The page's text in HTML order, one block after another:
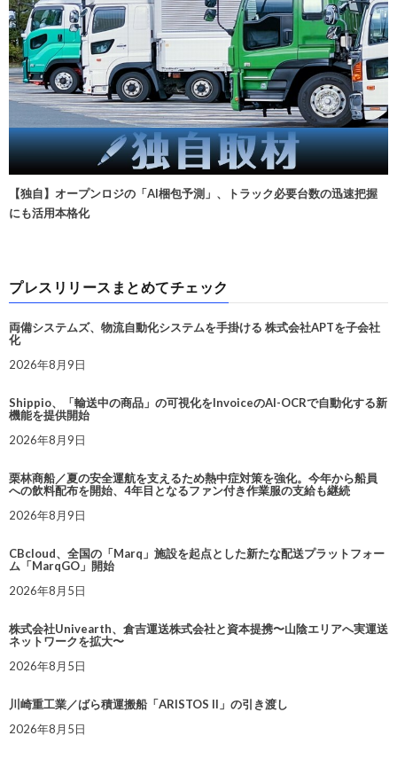
【独自】オープンロジの「AI梱包予測」、トラック必要台数の迅速把握
にも活用本格化
プレスリリースまとめてチェック
両備システムズ、物流自動化システムを手掛ける 株式会社APTを子会社
化
2026年8月9日
Shippio、「輸送中の商品」の可視化をInvoiceのAI-OCRで自動化する新
機能を提供開始
2026年8月9日
栗林商船／夏の安全運航を支えるため熱中症対策を強化。今年から船員
への飲料配布を開始、4年目となるファン付き作業服の支給も継続
2026年8月9日
CBcloud、全国の「Marq」施設を起点とした新たな配送プラットフォー
ム「MarqGO」開始
2026年8月5日
株式会社Univearth、倉吉運送株式会社と資本提携〜山陰エリアへ実運送
ネットワークを拡大〜
2026年8月5日
川崎重工業／ばら積運搬船「ARISTOS II」の引き渡し
2026年8月5日